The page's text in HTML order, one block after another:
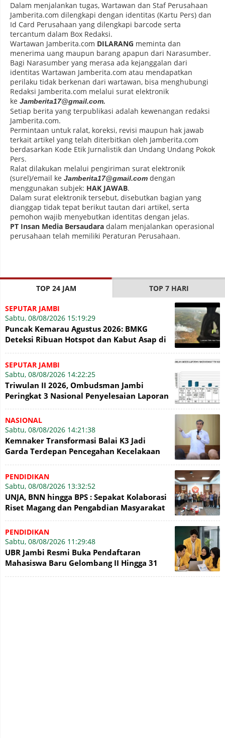
Dalam menjalankan tugas, Wartawan dan Staf Perusahaan
Jamberita.com dilengkapi dengan identitas (Kartu Pers) dan
Id Card Perusahaan yang dilengkapi barcode serta
tercantum dalam Box Redaksi.
Wartawan Jamberita.com DILARANG meminta dan
menerima uang maupun barang apapun dari Narasumber.
Bagi Narasumber yang merasa ada kejanggalan dari
identitas Wartawan Jamberita.com atau mendapatkan
perilaku tidak berkenan dari wartawan, bisa menghubungi
Redaksi Jamberita.com melalui surat elektronik
ke Jamberita17@gmail.com.
Setiap berita yang terpublikasi adalah kewenangan redaksi
Jamberita.com.
Permintaan untuk ralat, koreksi, revisi maupun hak jawab
terkait artikel yang telah diterbitkan oleh Jamberita.com
berdasarkan Kode Etik Jurnalistik dan Undang Undang Pokok
Pers.
Ralat dilakukan melalui pengiriman surat elektronik
(surel)/email ke Jamberita17@gmail.com dengan
menggunakan subjek: HAK JAWAB.
Dalam surat elektronik tersebut, disebutkan bagian yang
dianggap tidak tepat berikut tautan dari artikel, serta
pemohon wajib menyebutkan identitas dengan jelas.
PT Insan Media Bersaudara dalam menjalankan operasional
perusahaan telah memiliki Peraturan Perusahaan.
TOP 24 JAM TOP 7 HARI
SEPUTAR JAMBI
Sabtu, 08/08/2026 15:19:29
Puncak Kemarau Agustus 2026: BMKG
Deteksi Ribuan Hotspot dan Kabut Asap di
SEPUTAR JAMBI
Sabtu, 08/08/2026 14:22:25
Triwulan II 2026, Ombudsman Jambi
Peringkat 3 Nasional Penyelesaian Laporan
NASIONAL
Sabtu, 08/08/2026 14:21:38
Kemnaker Transformasi Balai K3 Jadi
Garda Terdepan Pencegahan Kecelakaan
PENDIDIKAN
Sabtu, 08/08/2026 13:32:52
UNJA, BNN hingga BPS : Sepakat Kolaborasi
Riset Magang dan Pengabdian Masyarakat
PENDIDIKAN
Sabtu, 08/08/2026 11:29:48
UBR Jambi Resmi Buka Pendaftaran
Mahasiswa Baru Gelombang II Hingga 31